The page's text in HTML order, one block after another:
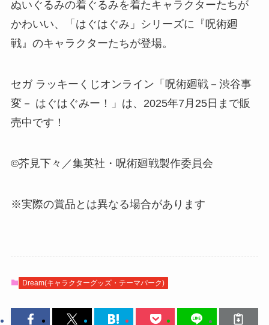
ぬいぐるみの着ぐるみを着たキャラクターたちが
かわいい、「はぐはぐみ」シリーズに『呪術廻
戦』のキャラクターたちが登場。
セガ ラッキーくじオンライン「呪術廻戦－渋谷事
変－ はぐはぐみー！」は、2025年7月25日まで販
売中です！
©芥見下々／集英社・呪術廻戦製作委員会
※実際の賞品とは異なる場合があります
Dream(キャラクターグッズ・テーマパーク)